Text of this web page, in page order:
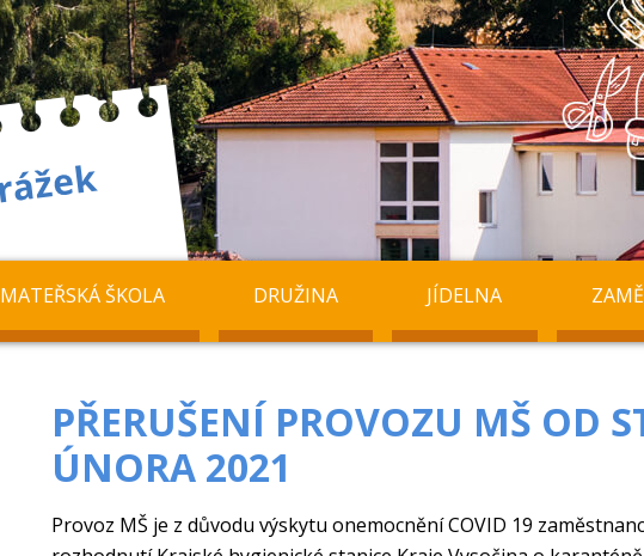
MATEŘSKÁ ŠKOLA DRUŽINA JÍDELNA
PŘERUŠENÍ PROVOZU MŠ OD
ÚNORA 2021
Provoz MŠ je z důvodu výskytu onemocnění COVID 19